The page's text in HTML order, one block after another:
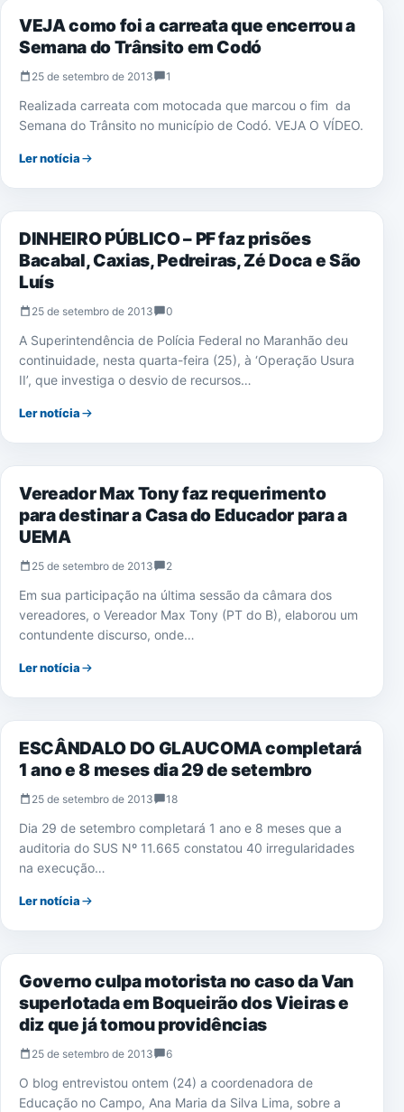
VEJA como foi a carreata que encerrou a
Semana do Trânsito em Codó
25 de setembro de 2013 1
Realizada carreata com motocada que marcou o fim da
Semana do Trânsito no município de Codó. VEJA O VÍDEO.
Ler notícia
NOTÍCIAS
DINHEIRO PÚBLICO – PF faz prisões
Bacabal, Caxias, Pedreiras, Zé Doca e São
Luís
25 de setembro de 2013 0
A Superintendência de Polícia Federal no Maranhão deu
continuidade, nesta quarta-feira (25), à ‘Operação Usura
II’, que investiga o desvio de recursos…
Ler notícia
NOTÍCIAS
Vereador Max Tony faz requerimento
para destinar a Casa do Educador para a
UEMA
25 de setembro de 2013 2
Em sua participação na última sessão da câmara dos
vereadores, o Vereador Max Tony (PT do B), elaborou um
contundente discurso, onde…
Ler notícia
SAÚDE
ESCÂNDALO DO GLAUCOMA completará
1 ano e 8 meses dia 29 de setembro
25 de setembro de 2013 18
Dia 29 de setembro completará 1 ano e 8 meses que a
auditoria do SUS Nº 11.665 constatou 40 irregularidades
na execução…
Ler notícia
NOTÍCIAS
Governo culpa motorista no caso da Van
superlotada em Boqueirão dos Vieiras e
diz que já tomou providências
25 de setembro de 2013 6
O blog entrevistou ontem (24) a coordenadora de
Educação no Campo, Ana Maria da Silva Lima, sobre a